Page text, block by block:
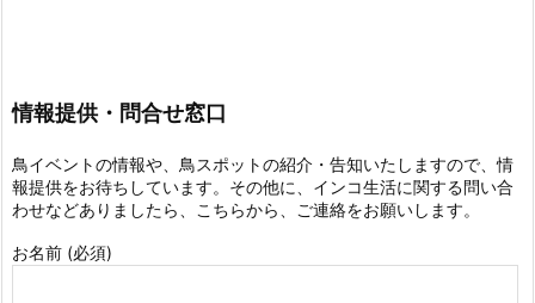
情報提供・問合せ窓口
鳥イベントの情報や、鳥スポットの紹介・告知いたしますので、情
報提供をお待ちしています。その他に、インコ生活に関する問い合
わせなどありましたら、こちらから、ご連絡をお願いします。
お名前 (必須)